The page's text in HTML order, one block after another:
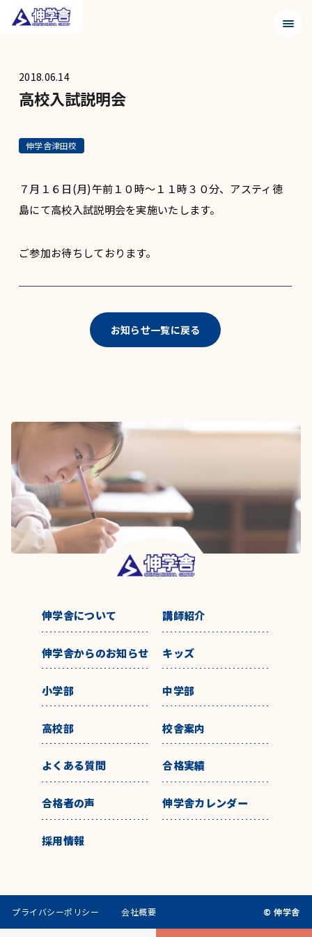
メニ
2018.06.14
高校入試説明会
伸学舎津田校
７月１６日(月)午前１０時～１１時３０分、アスティ徳
島にて高校入試説明会を実施いたします。
ご参加お待ちしております。
お知らせ一覧に戻る
伸学舎について 講師紹介
伸学舎からのお知らせ キッズ
小学部 中学部
高校部 校舎案内
よくある質問 合格実績
合格者の声 伸学舎カレンダー
採用情報
プライバシーポリシー 会社概要 © 伸学舎